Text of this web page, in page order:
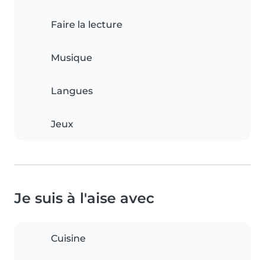
Faire la lecture
Musique
Langues
Jeux
Je suis à l'aise avec
Cuisine